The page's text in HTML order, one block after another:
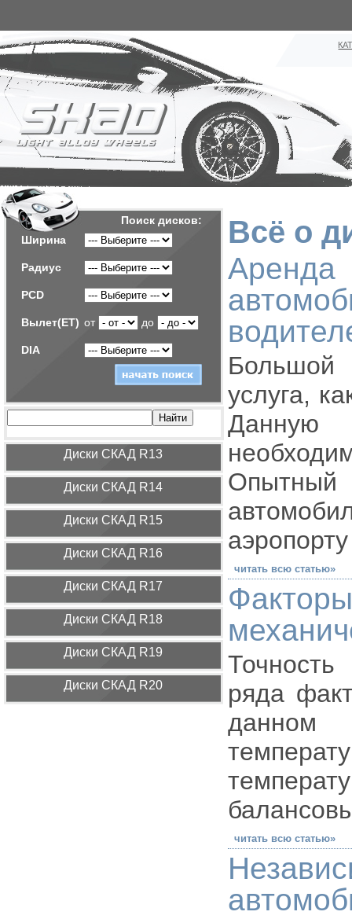
Поиск дисков:
Ширина
Радиус
PCD
Вылет(ET) от до
DIA
Диcки СКАД R13
Диcки СКАД R14
Диcки СКАД R15
Диcки СКАД R16
Диcки СКАД R17
Диcки СКАД R18
Диcки СКАД R19
Диcки СКАД R20
Всё о
Большой
услуга,
Данную
читать всю статью»
ряда
читать всю статью»